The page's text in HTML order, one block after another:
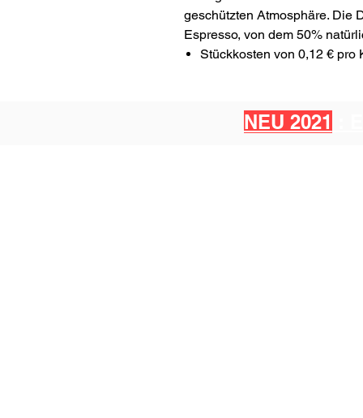
geschützten Atmosphäre. Die
Espresso, von dem 50%
Stückkosten von 0,12 € pro
NEU 2021